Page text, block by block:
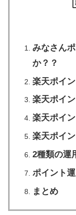
みなさん
か？？
楽天ポイ
楽天ポイ
楽天ポイ
楽天ポイ
2種類の運
ポイント
まとめ